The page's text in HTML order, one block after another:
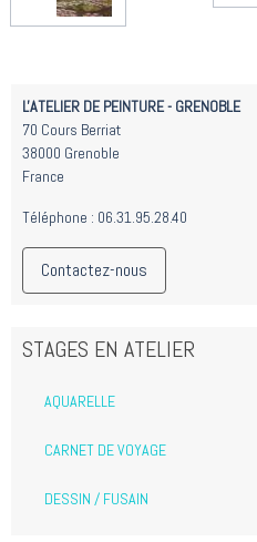
L'ATELIER DE PEINTURE - GRENOBLE
70 Cours Berriat
38000 Grenoble
France
Téléphone : 06.31.95.28.40
Contactez-nous
STAGES EN ATELIER
AQUARELLE
CARNET DE VOYAGE
DESSIN / FUSAIN